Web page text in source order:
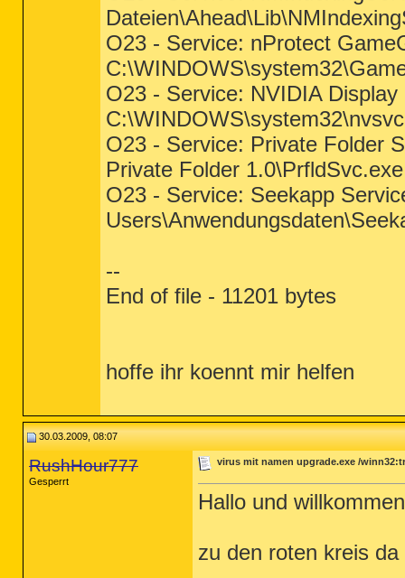
O23 - Service: nProtect
O23 - Service: NVIDIA
O23 - Service: Private Folder
Private Folder 1.0\PrfldSvc.exe
O23 - Service: Seekapp
--
End of file - 11201 bytes
hoffe ihr koennt mir helfen
30.03.2009, 08:07
RushHour777
Gesperrt
virus mit namen upgrade.exe /
Hallo und
zu den roten kreis